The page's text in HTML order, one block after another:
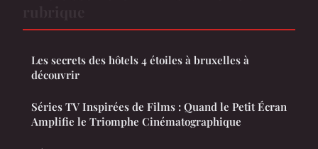
Les secrets des hôtels 4 étoiles à bruxelles à
découvrir
Séries TV Inspirées de Films : Quand le Petit Écran
Amplifie le Triomphe Cinématographique